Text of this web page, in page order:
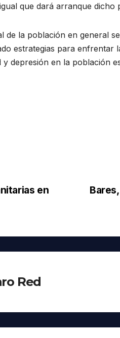
que dará arranque dicho
de la población en general
estrategias para enfrentar
depresión en la población
en
Red